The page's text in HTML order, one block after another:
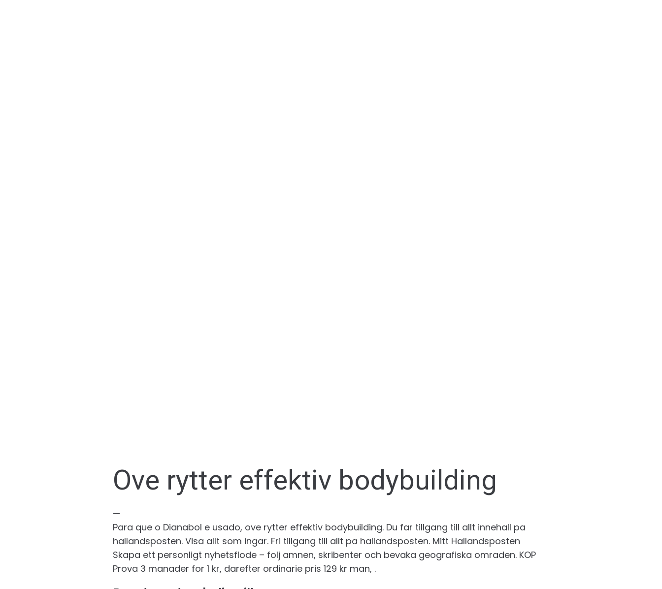
Ove rytter effektiv bodybuilding
—
Para que o Dianabol e usado, ove rytter effektiv bodybuilding. Du far tillgang till allt innehall pa
hallandsposten. Visa allt som ingar. Fri tillgang till allt pa hallandsposten. Mitt Hallandsposten
Skapa ett personligt nyhetsflode – folj amnen, skribenter och bevaka geografiska omraden. KOP
Prova 3 manader for 1 kr, darefter ordinarie pris 129 kr man, .